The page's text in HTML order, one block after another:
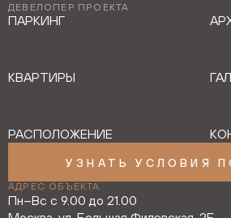
ДЕВЕЛОПЕР ПРОЕКТА
ПАРКИНГ
КВАРТИРЫ
РАСПОЛОЖЕНИЕ
УЗНАТЬ УСЛОВИЯ
АДРЕС ОБЪЕКТА
Пн–Вс с 9.00 до 21.00